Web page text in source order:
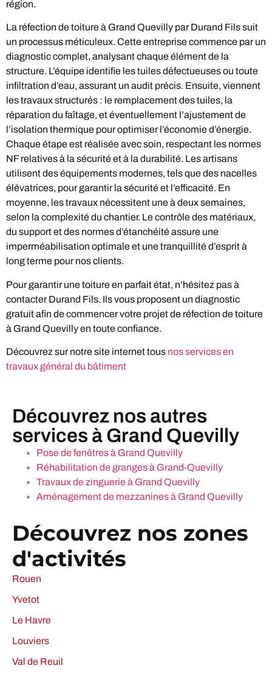
région.
La réfection de toiture à Grand Quevilly par Durand Fils suit
un processus méticuleux. Cette entreprise commence par un
diagnostic complet, analysant chaque élément de la
structure. L’équipe identifie les tuiles défectueuses ou toute
infiltration d’eau, assurant un audit précis. Ensuite, viennent
les travaux structurés : le remplacement des tuiles, la
réparation du faîtage, et éventuellement l’ajustement de
l’isolation thermique pour optimiser l’économie d’énergie.
Chaque étape est réalisée avec soin, respectant les normes
NF relatives à la sécurité et à la durabilité. Les artisans
utilisent des équipements modernes, tels que des nacelles
élévatrices, pour garantir la sécurité et l’efficacité. En
moyenne, les travaux nécessitent une à deux semaines,
selon la complexité du chantier. Le contrôle des matériaux,
du support et des normes d’étanchéité assure une
imperméabilisation optimale et une tranquillité d’esprit à
long terme pour nos clients.
Pour garantir une toiture en parfait état, n’hésitez pas à
contacter Durand Fils. Ils vous proposent un diagnostic
gratuit afin de commencer votre projet de réfection de toiture
à Grand Quevilly en toute confiance.
Découvrez sur notre site internet tous nos services en
travaux général du bâtiment
Découvrez nos autres
services à Grand Quevilly
Pose de fenêtres à Grand Quevilly
Réhabilitation de granges à Grand-Quevilly
Travaux de zinguerie à Grand Quevilly
Aménagement de mezzanines à Grand Quevilly
Découvrez nos zones
d'activités
Rouen
Yvetot
Le Havre
Louviers
Val de Reuil